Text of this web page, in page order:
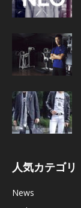
人気カテゴリ
News